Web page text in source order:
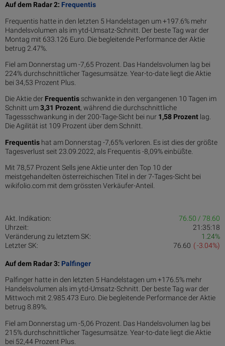
Auf dem Radar 2: Frequentis
Frequentis hatte in den letzten 5 Handelstagen um +197.6% mehr
Handelsvolumen als im ytd-Umsatz-Schnitt. Der beste Tag war der
Montag mit 633.126 Euro. Die begleitende Performance der Aktie
betrug 2.47%.
Fiel am Donnerstag um -7,65 Prozent. Das Handelsvolumen lag bei
224% durchschnittlicher Tagesumsätze. Year-to-date liegt die Aktie
bei 34,53 Prozent Plus.
Die Aktie der Frequentis schwankte in den vergangenen 10 Tagen im
Schnitt um3,31 Pro­zent, während die durchschnittliche
Tagessschwankung in der 200-Tage-Sicht bei nur 1,58 Prozent lag.
Die Agilität ist 109 Prozent über dem Schnitt.
Frequentis hat am Donnerstag -7,65% verloren. Es ist dies der größte
Tagesverlust seit 23.09.2022, als Frequentis -8,09% einbüßte.
Mit 78,57 Prozent Sells jene Aktie unter den Top 10 der
meistgehandelten österreichischen Titel in der 7-Tages-Sicht bei
wikifolio.com mit dem grössten Verkäufer-Anteil.
Akt. Indikation:
76.50 / 78.60
Uhrzeit:
21:35:18
Veränderung zu letztem SK:
1.24%
Letzter SK:
( -3.04%)
76.60
Auf dem Radar 3: Palfinger
Palfinger hatte in den letzten 5 Handelstagen um +176.5% mehr
Handelsvolumen als im ytd-Umsatz-Schnitt. Der beste Tag war der
Mittwoch mit 2.985.473 Euro. Die begleitende Performance der Aktie
betrug 8.89%.
Fiel am Donnerstag um -5,06 Prozent. Das Handelsvolumen lag bei
215% durchschnittlicher Tagesumsätze. Year-to-date liegt die Aktie
bei 52,44 Prozent Plus.